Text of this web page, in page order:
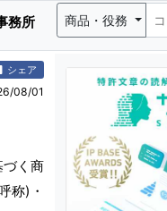
務所 商品・役務
シェア
08/01
づく商
称)・